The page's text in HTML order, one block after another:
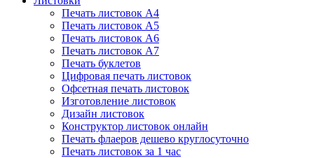
Печать листовок А4
Печать листовок А5
Печать листовок А6
Печать листовок А7
Печать буклетов
Цифровая печать листовок
Офсетная печать листовок
Изготовление листовок
Дизайн листовок
Конструктор листовок онлайн
Печать флаеров дешево круглосуточно
Печать листовок за 1 час